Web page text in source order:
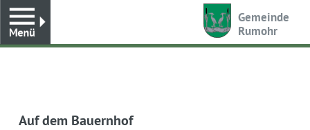
Gemeinde
Rumohr
Auf dem Bauernhof